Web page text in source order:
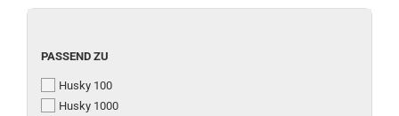
PASSEND ZU
Husky 100
Husky 1000